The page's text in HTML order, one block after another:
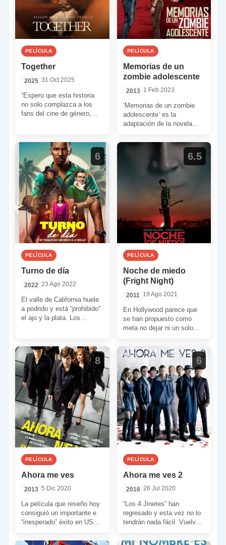
PELÍCULA
Together
2025 31 Oct 2025
“Espero que esta historia
no solo complazca a los
fans del cine de género,
PELÍCULA
Memorias de un
zombie adolescente
2013 1 Feb 2023
‘Memorias de un zombie
adolescente’ es la
adaptación de la novela
La película nos cuenta la
6
PELÍCULA
Turno de día
2022 23 Ago 2022
El valle de California huele
a podrido y está “prohibido”
el ajo y la plata. Los
6.5
PELÍCULA
Noche de miedo
(Fright Night)
2011 19 Ago 2021
En Hollywood parece que
se han propuesto como
meta no dejar ni un solo
[…]
8
PELÍCULA
Ahora me ves
2013 5 Dic 2020
La película que reseño hoy
consiguió un importante e
“inesperado” éxito en USA.
[…]
6
PELÍCULA
Ahora me ves 2
2016 26 Jul 2020
“Los 4 Jinetes” han
regresado y esta vez no lo
tendrán nada fácil. Vuelve a
ilusionismo […]